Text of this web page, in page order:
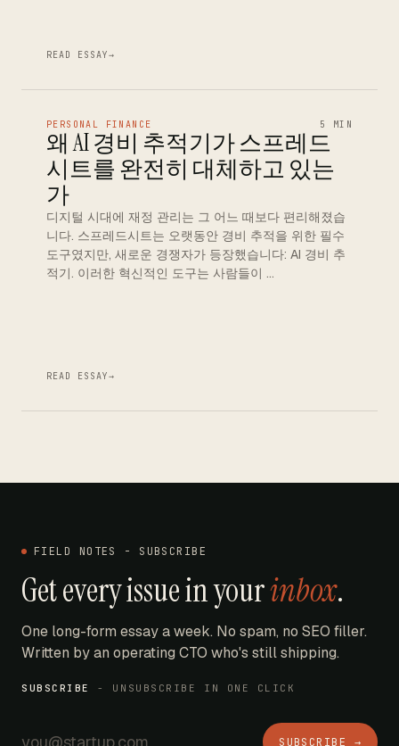
READ ESSAY→
PERSONAL FINANCE 5 MIN
왜 AI 경비 추적기가 스프레드
시트를 완전히 대체하고 있는
가
디지털 시대에 재정 관리는 그 어느 때보다 편리해졌습
니다. 스프레드시트는 오랫동안 경비 추적을 위한 필수
도구였지만, 새로운 경쟁자가 등장했습니다: AI 경비 추
적기. 이러한 혁신적인 도구는 사람들이 …
READ ESSAY→
FIELD NOTES - SUBSCRIBE
Get every issue in yourinbox.
One long-form essay a week. No spam, no SEO filler.
Written by an operating CTO who's still shipping.
SUBSCRIBE - UNSUBSCRIBE IN ONE CLICK
SUBSCRIBE →